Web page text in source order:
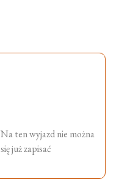
Na ten wyjazd nie można
się już zapisać